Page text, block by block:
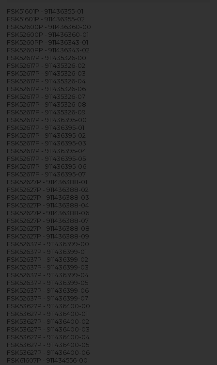
FSK51601P - 911436355-01
FSK51601P - 911436355-02
FSK52600P - 911436360-00
FSK52600P - 911436360-01
FSK5260PP - 911436343-01
FSK5260PP - 911436343-02
FSK52617P - 911435326-00
FSK52617P - 911435326-02
FSK52617P - 911435326-03
FSK52617P - 911435326-04
FSK52617P - 911435326-06
FSK52617P - 911435326-07
FSK52617P - 911435326-08
FSK52617P - 911435326-09
FSK52617P - 911436395-00
FSK52617P - 911436395-01
FSK52617P - 911436395-02
FSK52617P - 911436395-03
FSK52617P - 911436395-04
FSK52617P - 911436395-05
FSK52617P - 911436395-06
FSK52617P - 911436395-07
FSK52627P - 911436388-01
FSK52627P - 911436388-02
FSK52627P - 911436388-03
FSK52627P - 911436388-04
FSK52627P - 911436388-06
FSK52627P - 911436388-07
FSK52627P - 911436388-08
FSK52627P - 911436388-09
FSK52637P - 911436399-00
FSK52637P - 911436399-01
FSK52637P - 911436399-02
FSK52637P - 911436399-03
FSK52637P - 911436399-04
FSK52637P - 911436399-05
FSK52637P - 911436399-06
FSK52637P - 911436399-07
FSK53627P - 911436400-00
FSK53627P - 911436400-01
FSK53627P - 911436400-02
FSK53627P - 911436400-03
FSK53627P - 911436400-04
FSK53627P - 911436400-05
FSK53627P - 911436400-06
FSK61607P - 911434556-00